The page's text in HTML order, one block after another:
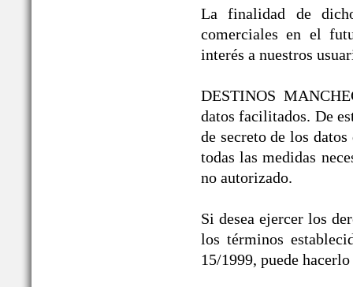
La finalidad de
comerciales en el
interés a nuestros
DESTINOS
datos facilitados. De
de secreto de los
todas las medidas
no autorizado.
Si desea ejercer los
los términos
15/1999, puede